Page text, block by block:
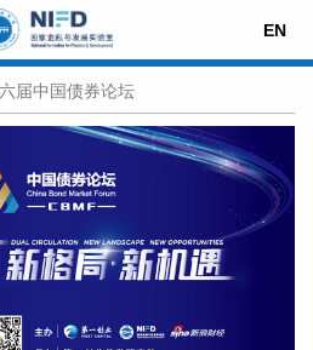
EN
届中国债券论坛